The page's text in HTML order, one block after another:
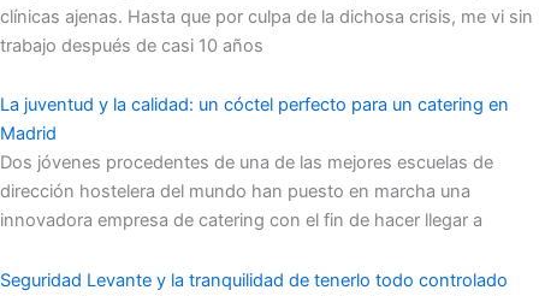
clínicas ajenas. Hasta que por culpa de la dichosa crisis, me vi sin
trabajo después de casi 10 años
La juventud y la calidad: un cóctel perfecto para un catering en
Madrid
Dos jóvenes procedentes de una de las mejores escuelas de
dirección hostelera del mundo han puesto en marcha una
innovadora empresa de catering con el fin de hacer llegar a
Seguridad Levante y la tranquilidad de tenerlo todo controlado